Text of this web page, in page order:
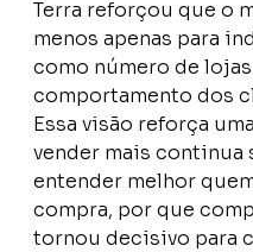
Terra reforçou que o
menos apenas para
como número de lojas
comportamento dos
Essa visão reforça
vender mais continua
entender melhor
compra, por que
tornou decisivo para